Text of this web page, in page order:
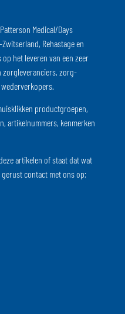
Medical/Days
Rehastage en
het leveren van een zeer
zorgleveranciers, zorg-
productgroepen,
artikelnummers, kenmerken
artikelen of staat dat wat
contact met ons op;